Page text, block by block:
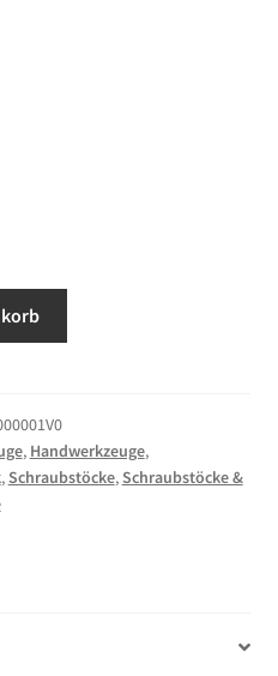
, Handwerkzeuge,
,Schraubstöcke,Schraubstöcke &